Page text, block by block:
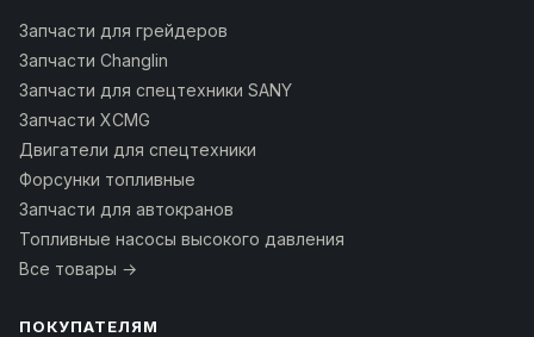
Запчасти для грейдеров
Запчасти Changlin
Запчасти для спецтехники SANY
Запчасти XCMG
Двигатели для спецтехники
Форсунки топливные
Запчасти для автокранов
Топливные насосы высокого давления
Все товары →
ПОКУПАТЕЛЯМ